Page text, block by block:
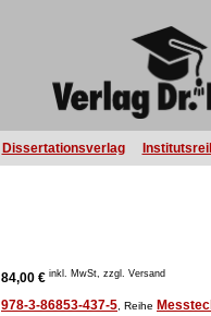
Dissertationsverlag
84,00 € inkl. MwSt, zzgl. Versand
978-3-86853-437-5 , Reihe